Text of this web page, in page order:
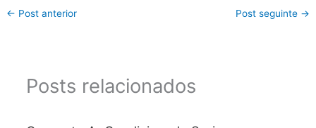
← Post anterior Post seguinte →
Posts relacionados